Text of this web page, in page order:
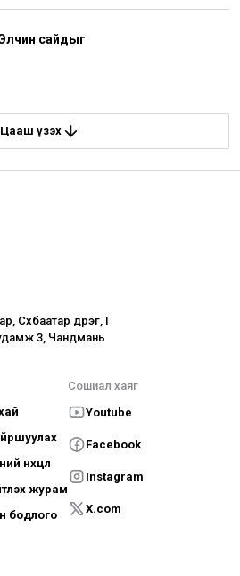
сайдыг
Цааш үзэх
Сүхбаатар дүүрэг, I
3, Чандмань
нөхцөл
журам
бодлого
Сошиал хаяг
Youtube
Facebook
Instagram
X.com